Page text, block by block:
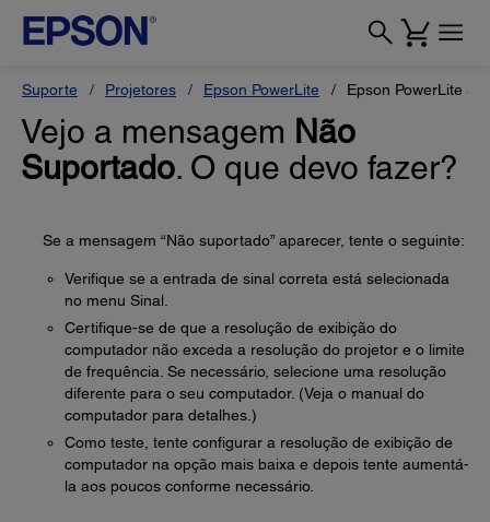
Suporte Projetores Epson PowerLite Epson PowerLite
Vejo a mensagem Não
Suportado. O que devo fazer?
Se a mensagem “Não suportado” aparecer, tente o seguinte:
Verifique se a entrada de sinal correta está selecionada
no menu Sinal.
Certifique-se de que a resolução de exibição do
computador não exceda a resolução do projetor e o limite
de frequência. Se necessário, selecione uma resolução
diferente para o seu computador. (Veja o manual do
computador para detalhes.)
Como teste, tente configurar a resolução de exibição de
computador na opção mais baixa e depois tente aumentá-
la aos poucos conforme necessário.